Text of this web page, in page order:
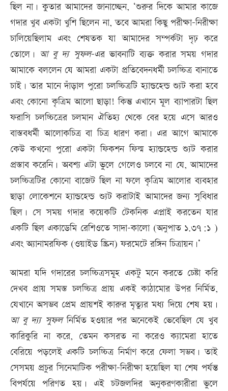
ছিল না। কুতার আমাদের জানাচ্ছেন, ‘শুরুর দিকে আমার কাজে
গদার খুব একটা খুশি ছিলেন না, তবে আমরা কিছু পরীক্ষা-নিরীক্ষা
চালিয়েছিলাম এবং শেষতক যা আমাদের সম্পর্কটা দৃঢ় করে
তোলে। আ বুদ্য সুফল-এর ভাবনাটি ব‌্যক্ত করার সময় গদার
আমাকে বললেন যে আমরা একটা প্রতিবেদনধর্মী চলচ্চিত্র বানাতে
চাই। তার মানে দাঁড়াল পুরো চলচ্চিত্রটি হ্যান্ডহেল্ড শ্যুট করা হবে
এবং কোনো কৃত্রিম আলো ছাড়া! কিন্তু এখানে মূল ব্যাপারটা ছিল
ফরাসি চলচ্চিত্রের চলমান ঐতিহ্য থেকে বের হয়ে এসে আরও
বাস্তবধর্মী আলোকচিত্র বা চিত্র ধারণ করা। এর আগে আমাকে
কেউ কখনো পুরো একটা ফিকশন ফিল্ম হ্যান্ডহেল্ড শ্যুট করার
প্রস্তাব করেনি। অব‌শ্য এটা ভুলে গেলেও চলবে না যে, আমাদের
চলচ্চিত্রটির কোনো বাজেট ছিল না ফলে কৃত্রিম আলোর ব্যবহার
ছাড়া লোকেশনে হ্যান্ডহেল্ড শ্যুট করাটাই আমাদের জন্য সুবিধার
ছিল। সে সময় গদার কয়েকটি টেকনিক এপ্লাই করতেন যার
একটি ছিল একাডেমি রেশিওতে সাদা-কালো (অনুপাত ১.৩৭:১ )
এবং অ্যানামরফিক (ওয়াইড স্ক্রিন) ফরমেটে রঙ্গিন চিত্রায়ন।’
আমরা যদি গদারের চলচ্চিত্রসমূহ একটু মনে করতে চেষ্টা করি
দেখব প্রায় সমস্ত চলচ্চিত্র প্রায় একই কাঠামোর উপর নির্মিত,
যেখানে অসম্ভব প্রেম প্রায়শই কারুর মৃত্যুর মধ্য দিয়ে শেষ হয়।
আ বুদ্য সুফলনির্মিত হওয়ার পর অনেকেই ভেবেছিল যে খুব
কারিকুরি না করে, তেমন কসরত না করেও ক‌্যামেরা হাতে
বেরিয়ে পড়লেই একটি চলচ্চিত্র নির্মাণ করে ফেলা সম্ভব। তাই
সেসময় প্রচুর সিনেমাটিক পরীক্ষা-নিরীক্ষা হয়েছিল যা শেষ পর্যন্ত
বিপর্যয়ে পরিণত হয়। এই চটজলদির অনুকরণকারীরা ভুলে